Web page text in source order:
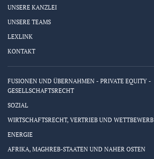
UNSERE KANZLEI
UNSERE TEAMS
LEXLINK
KONTAKT
FUSIONEN UND ÜBERNAHMEN - PRIVATE EQUITY -
GESELLSCHAFTSRECHT
SOZIAL
WIRTSCHAFTSRECHT, VERTRIEB UND WETTBEWERB
ENERGIE
AFRIKA, MAGHREB-STAATEN UND NAHER OSTEN